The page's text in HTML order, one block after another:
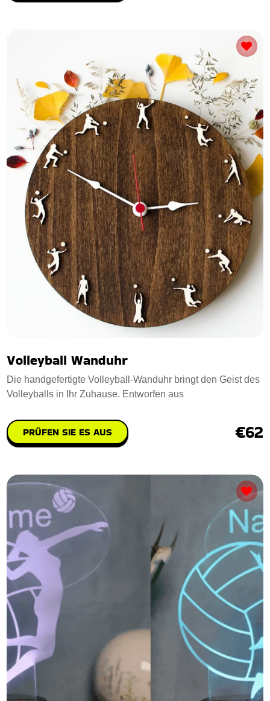
Volleyball Wanduhr
Die handgefertigte Volleyball-Wanduhr bringt den Geist des
Volleyballs in Ihr Zuhause. Entworfen aus
PRÜFEN SIE ES AUS €62